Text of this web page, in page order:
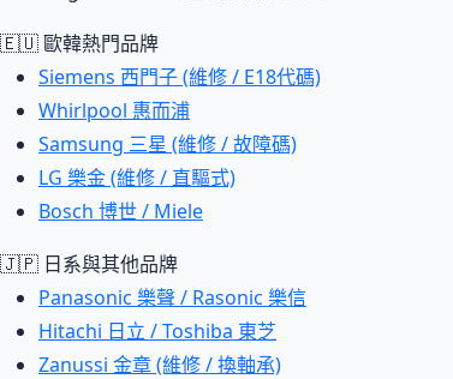
🇪🇺 歐韓熱門品牌
Siemens 西門子 (維修 / E18代碼)
Whirlpool 惠而浦
Samsung 三星 (維修 / 故障碼)
LG 樂金 (維修 / 直驅式)
Bosch 博世 / Miele
🇯🇵 日系與其他品牌
Panasonic 樂聲 / Rasonic 樂信
Hitachi 日立 / Toshiba 東芝
Zanussi 金章 (維修 / 換軸承)